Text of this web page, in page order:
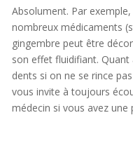
Absolument. Par
nombreux médicaments
gingembre peut être
son effet fluidifiant. Quant
dents si on ne se rince
vous invite à toujours
médecin si vous avez